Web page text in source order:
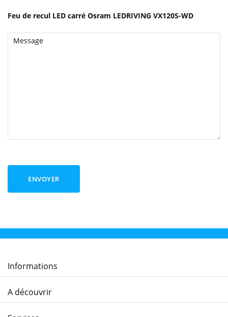
Feu de recul LED carré Osram LEDRIVING VX120S-WD
ENVOYER
Informations
A découvrir